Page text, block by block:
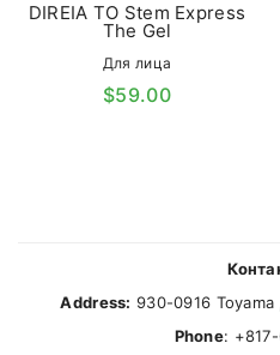
DIREIA TO Stem Express
The Gel
Для лица
$59.00
Address: 930-0916
Phone: